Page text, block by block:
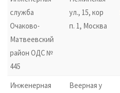
служба
Очаково-
Матвеевский
район ОДС №
445
ул., 15, кор
п. 1, Москва
Инженерная
Веерная у